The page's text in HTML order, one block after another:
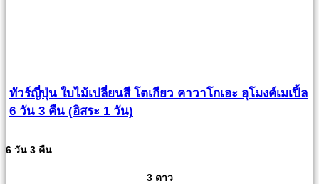
ทัวร์ญี่ปุ่น ใบไม้เปลี่ยนสี โตเกียว คาวาโกเอะ อุโมงค์เมเปิ้ล
6 วัน 3 คืน (อิสระ 1 วัน)
6 วัน 3 คืน
3 ดาว